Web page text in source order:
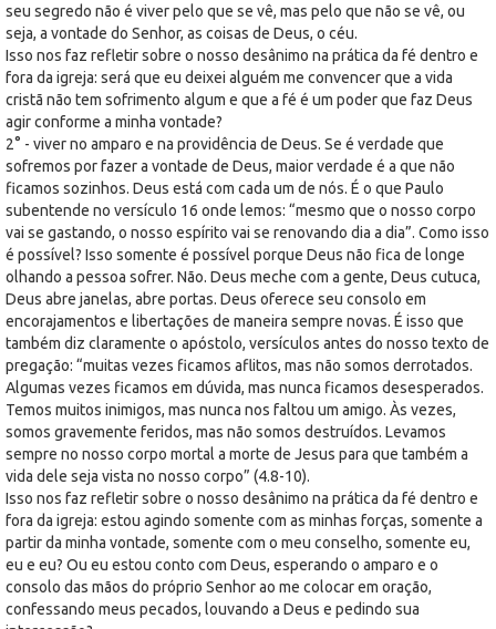
seu segredo não é viver pelo que se vê, mas pelo que não se vê, ou
seja, a vontade do Senhor, as coisas de Deus, o céu.
Isso nos faz refletir sobre o nosso desânimo na prática da fé dentro e
fora da igreja: será que eu deixei alguém me convencer que a vida
cristã não tem sofrimento algum e que a fé é um poder que faz Deus
agir conforme a minha vontade?
2° - viver no amparo e na providência de Deus. Se é verdade que
sofremos por fazer a vontade de Deus, maior verdade é a que não
ficamos sozinhos. Deus está com cada um de nós. É o que Paulo
subentende no versículo 16 onde lemos: “mesmo que o nosso corpo
vai se gastando, o nosso espírito vai se renovando dia a dia”. Como isso
é possível? Isso somente é possível porque Deus não fica de longe
olhando a pessoa sofrer. Não. Deus meche com a gente, Deus cutuca,
Deus abre janelas, abre portas. Deus oferece seu consolo em
encorajamentos e libertações de maneira sempre novas. É isso que
também diz claramente o apóstolo, versículos antes do nosso texto de
pregação: “muitas vezes ficamos aflitos, mas não somos derrotados.
Algumas vezes ficamos em dúvida, mas nunca ficamos desesperados.
Temos muitos inimigos, mas nunca nos faltou um amigo. Às vezes,
somos gravemente feridos, mas não somos destruídos. Levamos
sempre no nosso corpo mortal a morte de Jesus para que também a
vida dele seja vista no nosso corpo” (4.8-10).
Isso nos faz refletir sobre o nosso desânimo na prática da fé dentro e
fora da igreja: estou agindo somente com as minhas forças, somente a
partir da minha vontade, somente com o meu conselho, somente eu,
eu e eu? Ou eu estou conto com Deus, esperando o amparo e o
consolo das mãos do próprio Senhor ao me colocar em oração,
confessando meus pecados, louvando a Deus e pedindo sua